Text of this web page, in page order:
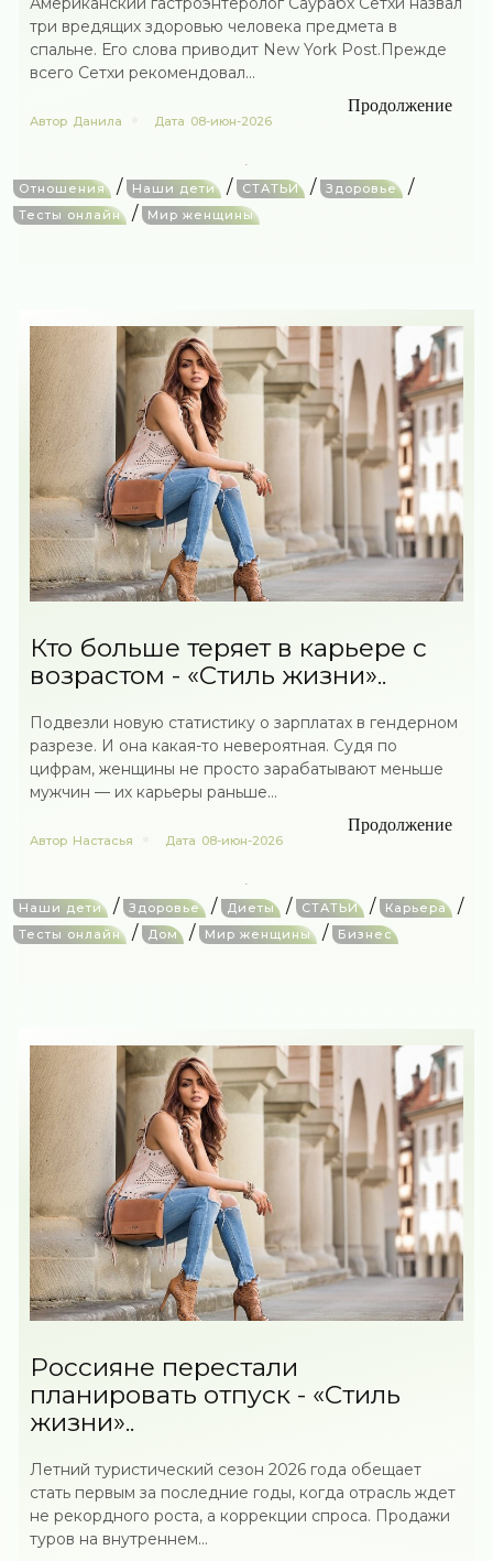
три вредящих здоровью человека предмета в
спальне. Его слова приводит New York Post.Прежде
всего Сетхи рекомендовал...
Продолжение
Автор Данила Дата 08-июн-2026
Отношения / Наши дети / СТАТЬИ / Здоровье /
Тесты онлайн / Мир женщины
Кто больше теряет в карьере с
возрастом - «Стиль жизни»..
Подвезли новую статистику о зарплатах в гендерном
разрезе. И она какая-то невероятная. Судя по
цифрам, женщины не просто зарабатывают меньше
мужчин — их карьеры раньше...
Продолжение
Автор Настасья Дата 08-июн-2026
Наши дети / Здоровье / Диеты / СТАТЬИ / Карьера /
Тесты онлайн / Дом / Мир женщины / Бизнес
Россияне перестали
планировать отпуск - «Стиль
жизни»..
Летний туристический сезон 2026 года обещает
стать первым за последние годы, когда отрасль ждет
не рекордного роста, а коррекции спроса. Продажи
туров на внутреннем...